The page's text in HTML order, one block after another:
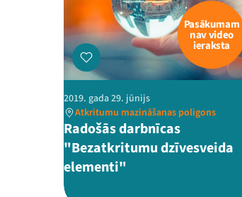
Pasākumam
nav video
ieraksta
2019. gada 29. jūnijs
Atkritumu mazināšanas poligons
Radošās darbnīcas
"Bezatkritumu dzīvesveida
elementi"